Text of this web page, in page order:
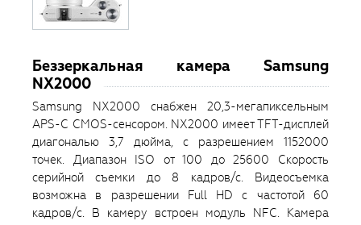
Беззеркальная камера Samsung
NX2000
Samsung NX2000 снабжен 20,3-мегапиксельным
APS-C CMOS-сенсором. NX2000 имеет TFT-дисплей
диагональю 3,7 дюйма, с разрешением 1152000
точек. Диапазон ISO от 100 до 25600 Скорость
серийной съемки до 8 кадров/с. Видеосъемка
возможна в разрешении Full HD с частотой 60
кадров/с. В камеру встроен модуль NFC. Камера